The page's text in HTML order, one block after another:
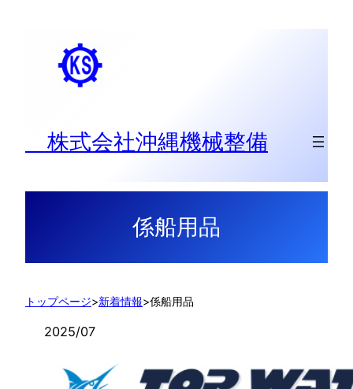
株式会社沖縄機械整備
係船用品
トップページ>新着情報>係船用品
2025/07